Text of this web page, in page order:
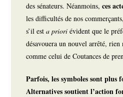
des sénateurs. Néanmoins,ces
les difficultés de nos
s’il esta priori évident que le
désavouera un nouvel arrêté, rien
comme celui de Coutances de
Parfois, les symboles sont plus
Alternatives soutient l’action